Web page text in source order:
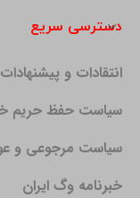
دسترسی سریع
انتقادات و پیشنهادات
سیاست حفظ حریم
سیاست مرجوعی و
خبرنامه وگ ایران